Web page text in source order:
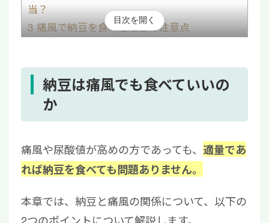
当？
3痛風で納豆を食べるときの注意点
3.3アルコール摂取は控える
4 痛風患者向けの納豆のおすすめの食べ方
5納豆は痛風でも1日1パックはOK！食べ合わ
せにも注意しよう
目次を開く
納豆は痛風でも食べていいの
か
痛風や尿酸値が高めの方であっても、 適量であ
れば納豆を食べても問題ありません。
本章では、納豆と痛風の関係について、以下の